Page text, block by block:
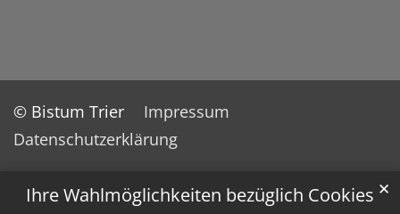
Ihre Wahlmöglichkeiten bezüglich Cookies ✕
© Bistum Trier
Impressum
Datenschutzerklärung